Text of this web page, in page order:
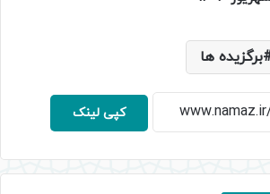
برگزیده ها
کپی لینک